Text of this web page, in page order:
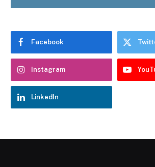
Facebook
Instagram
LinkedIn